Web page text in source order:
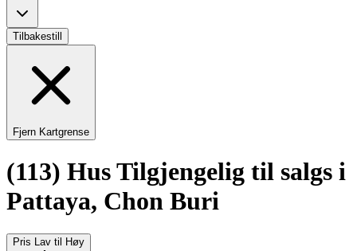
Tilbakestill
Fjern Kartgrense
(113) Hus Tilgjengelig til salgs i
Pattaya, Chon Buri
Pris Lav til Høy